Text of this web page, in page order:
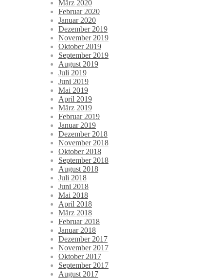
März 2020
Februar 2020
Januar 2020
Dezember 2019
November 2019
Oktober 2019
September 2019
August 2019
Juli 2019
Juni 2019
Mai 2019
April 2019
März 2019
Februar 2019
Januar 2019
Dezember 2018
November 2018
Oktober 2018
September 2018
August 2018
Juli 2018
Juni 2018
Mai 2018
April 2018
März 2018
Februar 2018
Januar 2018
Dezember 2017
November 2017
Oktober 2017
September 2017
August 2017